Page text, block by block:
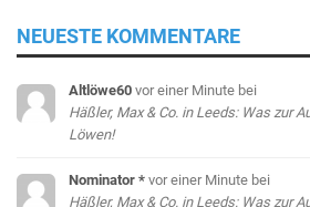
NEUESTE KOMMENTARE
Altlöwe60 vor einer Minute bei
Häßler, Max & Co. in Leeds: Was zur
Löwen!
Nominator * vor einer Minute bei
Häßler, Max & Co. in Leeds: Was zur